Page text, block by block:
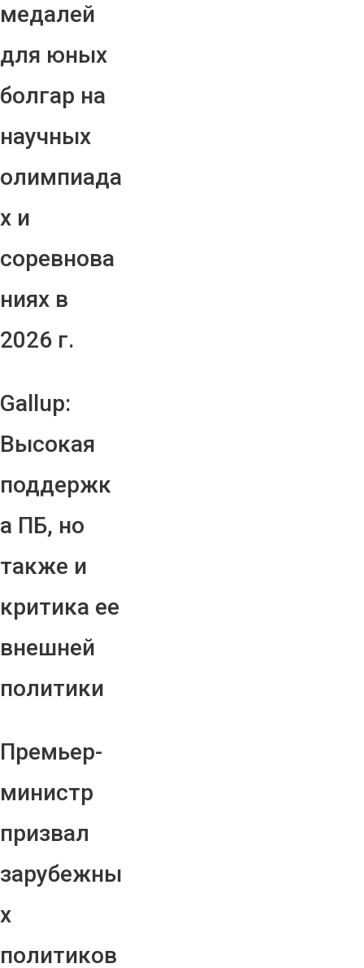
медалей
для юных
болгар на
научных
олимпиада
х и
соревнова
ниях в
2026 г.
Gallup:
Высокая
поддержк
а ПБ, но
также и
критика ее
внешней
политики
Премьер-
министр
призвал
зарубежны
х
политиков